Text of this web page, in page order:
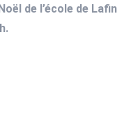
de l’école de Lafin